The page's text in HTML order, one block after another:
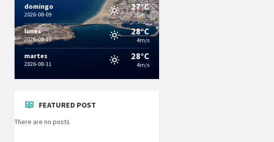
domingo
2026-08-09
27°C
5m/s
lunes
2026-08-10
28°C
4m/s
martes
2026-08-11
28°C
4m/s
FEATURED POST
There are no posts